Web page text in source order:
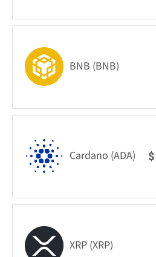
BNB (BNB)
Cardano (ADA) $
XRP (XRP)